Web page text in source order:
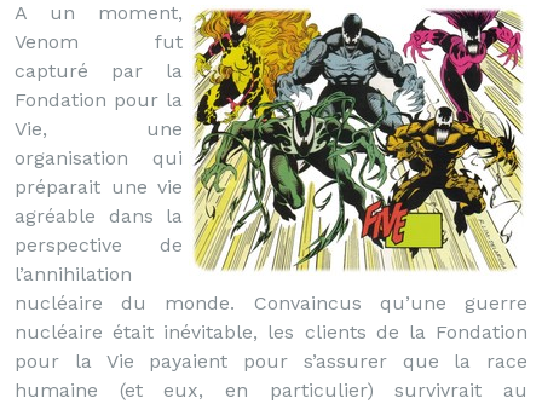
A un moment,
Venom fut
capturé par la
Fondation pour la
Vie, une
organisation qui
préparait une vie
agréable dans la
perspective de
l’annihilation
nucléaire du monde. Convaincus qu’une guerre
nucléaire était inévitable, les clients de la Fondation
pour la Vie payaient pour s’assurer que la race
humaine (et eux, en particulier) survivrait au